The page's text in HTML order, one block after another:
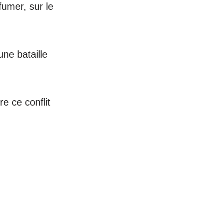
sur le
bataille
ce conflit